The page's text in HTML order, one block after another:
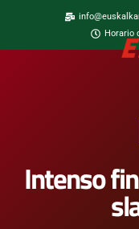
Horario
Intenso